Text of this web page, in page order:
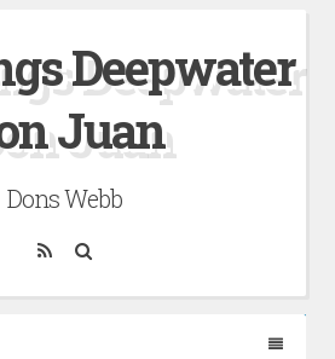
Deepwater
Juan
Dons Webb
RSS